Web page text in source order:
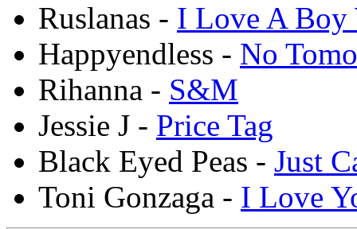
Ruslanas - I Love A Boy
Happyendless - No
Rihanna - S&M
Jessie J - Price Tag
Black Eyed Peas - Just
Toni Gonzaga - I Love